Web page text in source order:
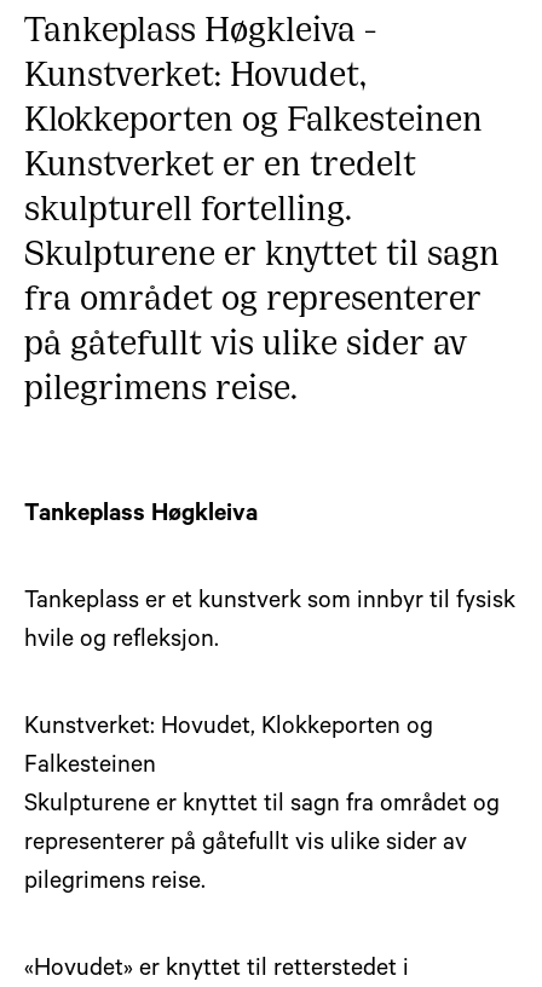
Tankeplass Høgkleiva -
Kunstverket: Hovudet,
Klokkeporten og Falkesteinen
Kunstverket er en tredelt
skulpturell fortelling.
Skulpturene er knyttet til sagn
fra området og representerer
på gåtefullt vis ulike sider av
pilegrimens reise.
Tankeplass Høgkleiva
Tankeplass er et kunstverk som innbyr til fysisk
hvile og refleksjon.
Kunstverket: Hovudet, Klokkeporten og
Falkesteinen
Skulpturene er knyttet til sagn fra området og
representerer på gåtefullt vis ulike sider av
pilegrimens reise.
«Hovudet» er knyttet til retterstedet i